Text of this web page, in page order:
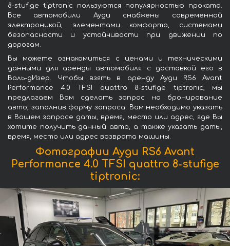
8-stufige tiptronic пользуются популярностью проката.
Все автомобили Ауди снабжены современной
электроникой, элементами комфорта, системами
безопасности и устойчивости при движении по
дорогам.
Вы можете ознакомиться с ценами и техническими
данными для аренды автомобиля с доставкой его в
Валь-дИзер. Чтобы взять в аренду Ауди RS6 Avant
Performance 4.0 TFSI quattro 8-stufige tiptronic, мы
предлагаем Вам сделать запрос на бронирование
авто, заполнив форму запроса. Вам необходимо указать
в Вашем запросе даты, время, место или адрес, где Вы
хотите получить данный авто, а также указать даты,
время, место или адрес возврата машины.
Фотографии Ауди RS6 Avant
Performance 4.0 TFSI quattro 8-stufige
tiptronic: